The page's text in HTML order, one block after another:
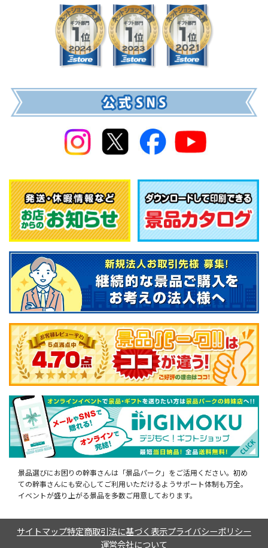
景品選びにお困りの幹事さんは「景品パーク」をご活用ください。初め
ての幹事さんにも安心してご利用いただけるようサポート体制も万全。
イベントが盛り上がる景品を多数ご用意しております。
サイトマップ特定商取引法に基づく表示プライバシーポリシー
運営会社について